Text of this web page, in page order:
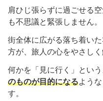
肩ひじ張らずに過ごせる
も不思議と緊張しません。
街全体に広がる落ち着い
方が、旅人の心をやさし
何かを「見に行く」という
のものが目的になるよう
す。